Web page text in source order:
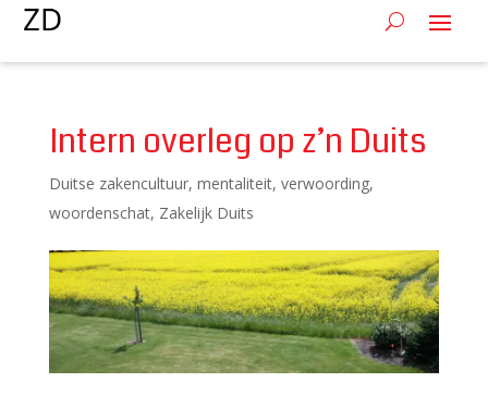
Intern overleg op z’n Duits
Duitse zakencultuur, mentaliteit, verwoording,
woordenschat, Zakelijk Duits